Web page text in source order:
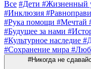
Все #Дети #Жизненный
#Инклюзия
#Рука помощи #Мечтай
#Будущее за нами
#Культурное наследие
#Сохранение мира
#Никогда не